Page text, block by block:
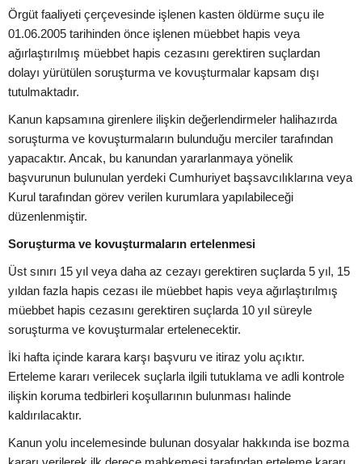
Örgüt faaliyeti çerçevesinde işlenen kasten öldürme suçu ile
01.06.2005 tarihinden önce işlenen müebbet hapis veya
ağırlaştırılmış müebbet hapis cezasını gerektiren suçlardan
dolayı yürütülen soruşturma ve kovuşturmalar kapsam dışı
tutulmaktadır.
Kanun kapsamına girenlere ilişkin değerlendirmeler halihazırda
soruşturma ve kovuşturmaların bulunduğu merciler tarafından
yapacaktır. Ancak, bu kanundan yararlanmaya yönelik
başvurunun bulunulan yerdeki Cumhuriyet başsavcılıklarına veya
Kurul tarafından görev verilen kurumlara yapılabileceği
düzenlenmiştir.
Soruşturma ve kovuşturmaların ertelenmesi
Üst sınırı 15 yıl veya daha az cezayı gerektiren suçlarda 5 yıl, 15
yıldan fazla hapis cezası ile müebbet hapis veya ağırlaştırılmış
müebbet hapis cezasını gerektiren suçlarda 10 yıl süreyle
soruşturma ve kovuşturmalar ertelenecektir.
İki hafta içinde karara karşı başvuru ve itiraz yolu açıktır.
Erteleme kararı verilecek suçlarla ilgili tutuklama ve adli kontrole
ilişkin koruma tedbirleri koşullarının bulunması halinde
kaldırılacaktır.
Kanun yolu incelemesinde bulunan dosyalar hakkında ise bozma